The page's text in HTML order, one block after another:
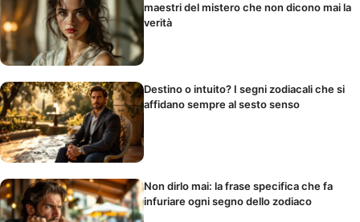
maestri del mistero che non dicono mai la
verità
Destino o intuito? I segni zodiacali che si
affidano sempre al sesto senso
Non dirlo mai: la frase specifica che fa
infuriare ogni segno dello zodiaco